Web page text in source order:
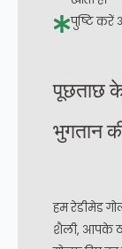
पुष्टि करें
पूछताछ
भुगतान
हम रेडीमेड
शैली, आपके